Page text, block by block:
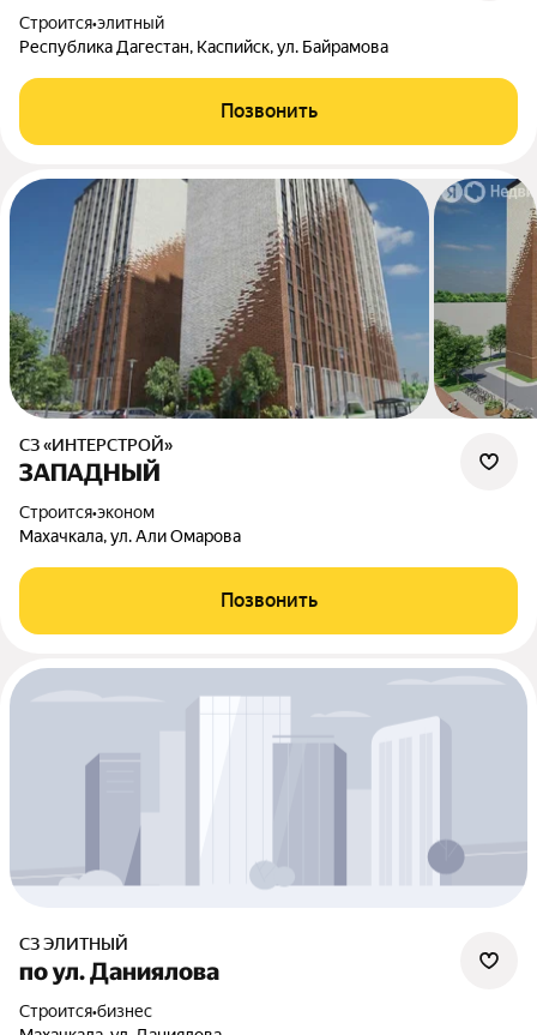
Строится•элитный
Республика Дагестан, Каспийск, ул. Байрамова
Позвонить
СЗ «ИНТЕРСТРОЙ»
ЗАПАДНЫЙ
Строится•эконом
Махачкала, ул. Али Омарова
Позвонить
СЗ ЭЛИТНЫЙ
по ул. Даниялова
Строится•бизнес